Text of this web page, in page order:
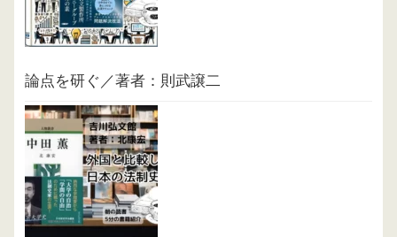
論点を研ぐ／著者：則武譲二